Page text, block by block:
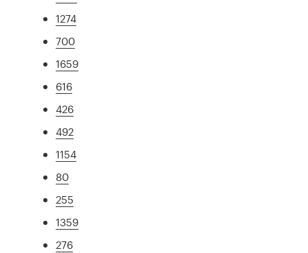
1274
700
1659
616
426
492
1154
80
255
1359
276